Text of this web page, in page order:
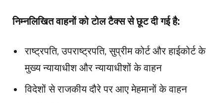
निम्नलिखित वाहनों को टोल टैक्स से छूट दी गई है:
राष्ट्रपति, उपराष्ट्रपति, सुप्रीम कोर्ट और हाईकोर्ट के
मुख्य न्यायाधीश और न्यायाधीशों के वाहन
विदेशों से राजकीय दौरे पर आए मेहमानों के वाहन